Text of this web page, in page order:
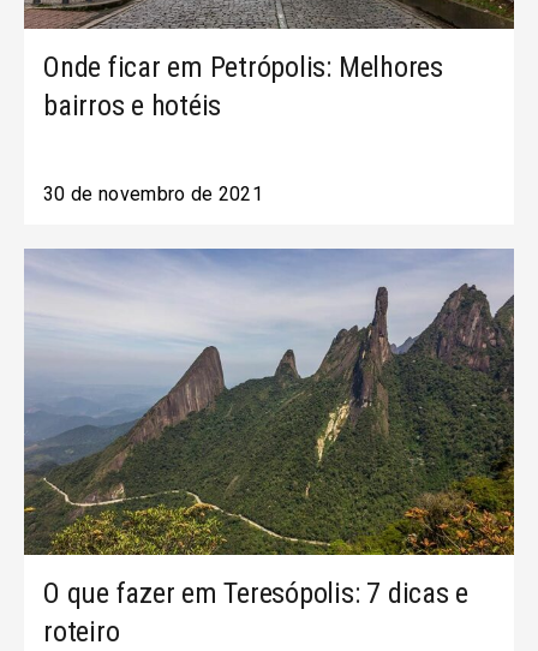
Onde ficar em Petrópolis: Melhores
bairros e hotéis
30 de novembro de 2021
O que fazer em Teresópolis: 7 dicas e
roteiro